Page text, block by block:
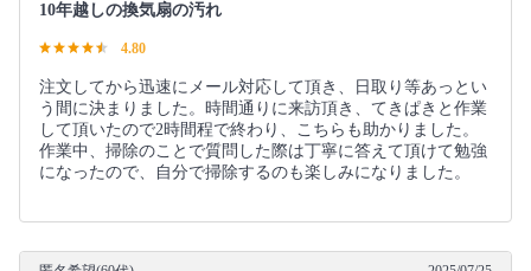
10年越しの換気扇の汚れ
4.80
注文してから迅速にメール対応して頂き、日取り等あっとい
う間に決まりました。時間通りに来訪頂き、てきぱきと作業
して頂いたので2時間程で終わり、こちらも助かりました。
作業中、掃除のことで質問した際は丁寧に答えて頂けて勉強
になったので、自分で掃除するのも楽しみになりました。